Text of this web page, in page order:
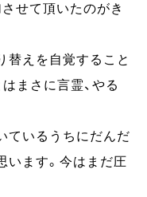
せて頂いたのがき
替えを自覚すること
まさに言霊、やる
ているうちにだんだ
います。今はまだ圧